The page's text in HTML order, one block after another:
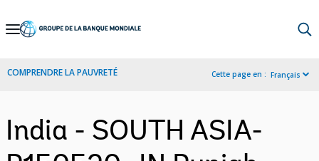
Skip
Navigation
COMPRENDRE LA PAUVRETÉ Cette page en : Français
India - SOUTH ASIA-